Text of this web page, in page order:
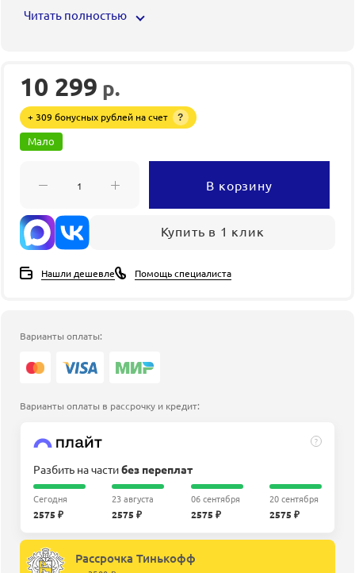
Читать полностью
10 299 р.
+ 309 бонусных рублей на счет ?
Мало
В корзину
Купить в 1 клик
Нашли дешевле Помощь специалиста
Варианты оплаты:
Варианты оплаты в рассрочку и кредит:
?
Разбить на частибез переплат
Сегодня
2575 ₽
23 августа
2575 ₽
06 сентября
2575 ₽
20 сентября
2575 ₽
Рассрочка Тинькофф